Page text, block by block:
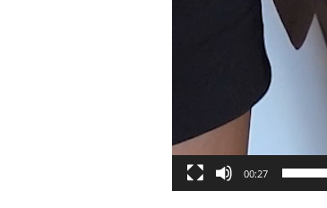
00:27